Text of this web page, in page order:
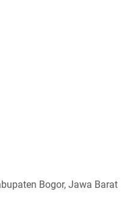
Bogor, Jawa Barat